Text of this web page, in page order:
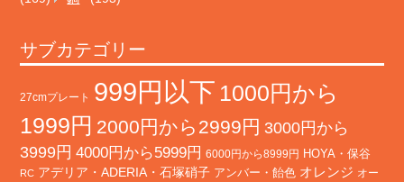
サブカテゴリー
27cmプレート 999円以下 1000円から
1999円 2000円から2999円 3000円から
3999円 4000円から5999円 6000円から8999円 HOYA・保谷
RC アデリア・ADERIA・石塚硝子 アンバー・飴色 オレンジ オー